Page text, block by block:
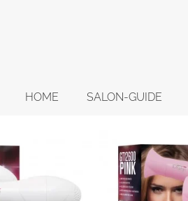
HOME SALON-GUIDE